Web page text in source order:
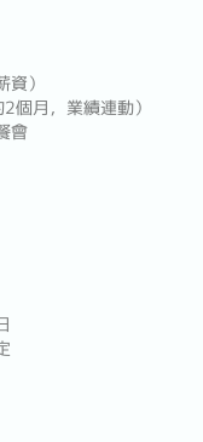
）
個月，業績連動）
會